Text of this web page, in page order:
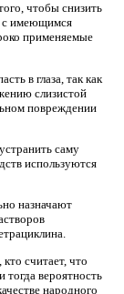
чтобы снизить
с имеющимся
применяемые
в глаза, так как
слизистой
повреждении
саму
используются
назначают
считает, что
вероятность
народного